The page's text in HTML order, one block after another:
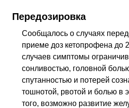
Передозировка
Сообщалось о случаях
приеме доз кетопрофена до
случаев симптомы
сонливостью, головной
спутанностью и потерей
тошнотой, рвотой и болью в
того, возможно развитие